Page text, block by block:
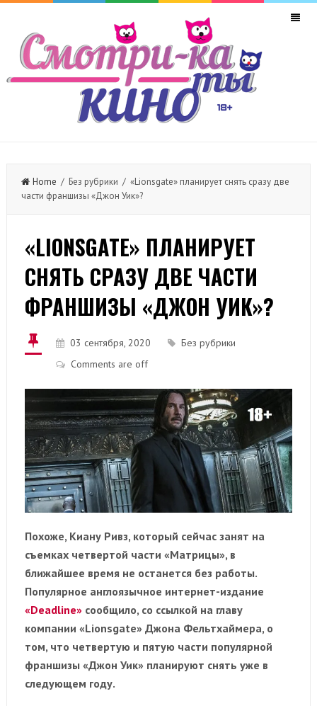
Home / Без рубрики / «Lionsgate» планирует снять сразу две
части франшизы «Джон Уик»?
«LIONSGATE» ПЛАНИРУЕТ
СНЯТЬ СРАЗУ ДВЕ ЧАСТИ
ФРАНШИЗЫ «ДЖОН УИК»?
03 сентября, 2020
Без рубрики
Comments are off
Похоже, Киану Ривз, который сейчас занят на
съемках четвертой части «Матрицы», в
ближайшее время не останется без работы.
Популярное англоязычное интернет-издание
«Deadline»сообщило, со ссылкой на главу
компании «Lionsgate» Джона Фельтхаймера, о
том, что четвертую и пятую части популярной
франшизы «Джон Уик» планируют снять уже в
следующем году.